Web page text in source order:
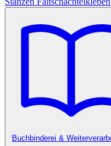
Buchbinderei &